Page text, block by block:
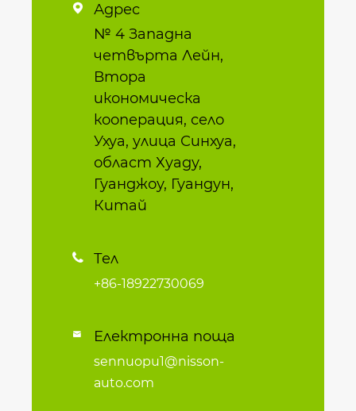

Адрес
№ 4 Западна
четвърта Лейн,
Втора
икономическа
кооперация, село
Ухуа, улица Синхуа,
област Хуаду,
Гуанджоу, Гуандун,
Китай
 Тел
+86-18922730069
 Електронна поща
sennuopu1@nisson-
auto.com